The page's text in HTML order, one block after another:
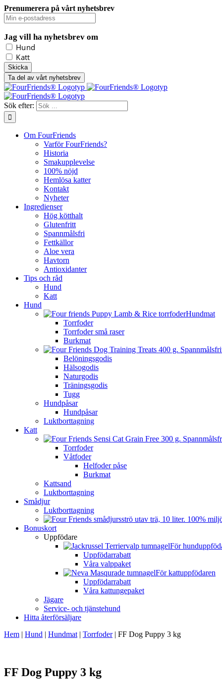
Prenumerera på vårt nyhetsbrev
Jag vill ha nyhetsbrev om
Hund
Katt
Ta del av vårt nyhetsbrev
Sök efter:
Om FourFriends
Varför FourFriends?
Historia
Smakupplevelse
100% nöjd
Hemlösa katter
Kontakt
Nyheter
Ingredienser
Hög kötthalt
Glutenfritt
Spannmålsfri
Fettkällor
Aloe vera
Havtorn
Antioxidanter
Tips och råd
Hund
Katt
Hund
Hundmat
Torrfoder
Torrfoder små raser
Burkmat
Belöningsgodis
Hälsogodis
Naturgodis
Träningsgodis
Tugg
Hundpåsar
Hundpåsar
Luktborttagning
Katt
Torrfoder
Våtfoder
Helfoder påse
Burkmat
Kattsand
Luktborttagning
Smådjur
Luktborttagning
Bonuskort
Uppfödare
För
Uppfödarrabatt
Våra valppaket
För kattuppfödaren
Uppfödarrabatt
Våra kattungepaket
Jägare
Service- och tjänstehund
Hitta återförsäljare
Hem | Hund | Hundmat | Torrfoder| FF Dog Puppy 3 kg
FF Dog Puppy 3 kg